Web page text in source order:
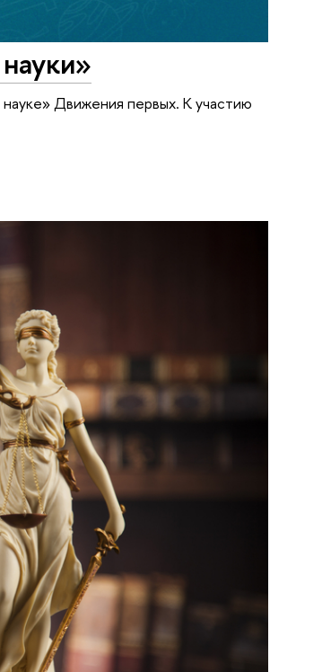
Движения первых. К участию